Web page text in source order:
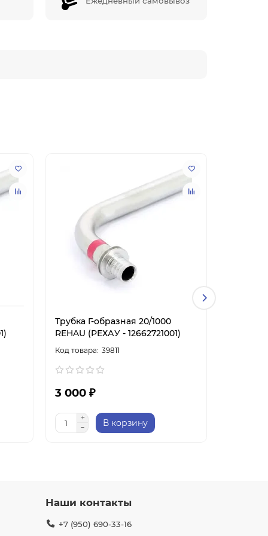
Трубка Г-образная 20/1000
REHAU (РЕХАУ - 12662721001)
39811
3 000 ₽
В корзину
Наши контакты
+7 (950) 690-33-16